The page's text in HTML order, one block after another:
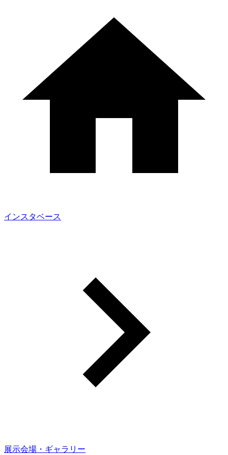
インスタベース
展示会場・ギャラリー